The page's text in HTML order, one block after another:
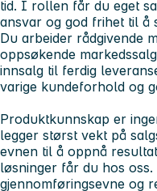
tid. I rollen får du eget
ansvar og god frihet til å
Du arbeider rådgivende
oppsøkende
innsalg til ferdig
varige kundeforhold og
Produktkunnskap er
legger størst vekt på
evnen til å oppnå
løsninger får du hos
gjennomføringsevne og